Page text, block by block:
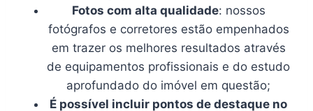
Fotos com alta qualidade: nossos
fotógrafos e corretores estão empenhados
em trazer os melhores resultados através
de equipamentos profissionais e do estudo
aprofundado do imóvel em questão;
É possível incluir pontos de destaque no